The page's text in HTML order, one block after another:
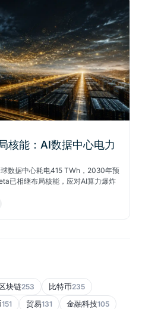
核能：AI数据中心电力
数据中心耗电415 TWh，2030年预
已相继布局核能，应对AI算力爆炸
块链253 比特币235
151 贸易131 金融科技105